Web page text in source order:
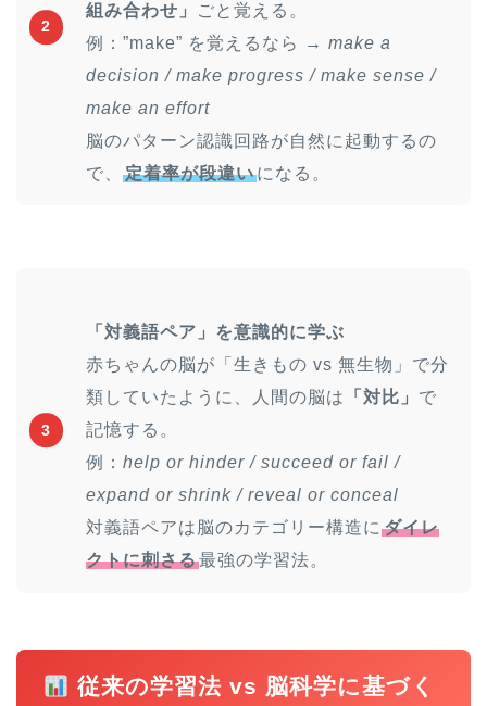
2
組み合わせ」
ごと覚える。
例：”make” を覚えるなら → make a
decision / make progress / make sense /
make an effort
脳のパターン認識回路が自然に起動するの
で、
定着率が段違いになる。
3
「対義語ペア」を意識的に学ぶ
赤ちゃんの脳が「生きもの vs 無生物」で分
類していたように、人間の脳は
「対比」 で
記憶する。
例： help or hinder / succeed or fail /
expand or shrink / reveal or conceal
対義語ペアは脳のカテゴリー構造に ダイレ
クトに刺さる最強の学習法。
従来の学習法 vs 脳科学に基づく